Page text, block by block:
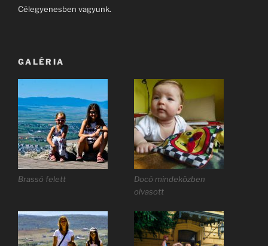
Célegyenesben vagyunk.
GALÉRIA
Brassó felett
Docó mindeközben
olvasott